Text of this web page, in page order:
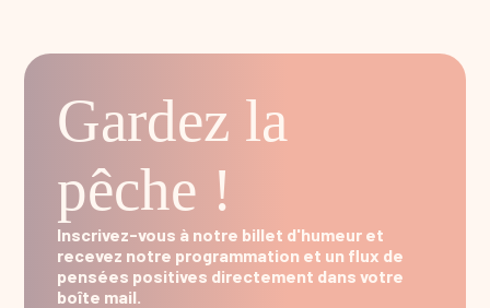
Gardez la
pêche !
Inscrivez-vous à notre billet d'humeur et
recevez notre programmation et un flux de
pensées positives directement dans votre
boîte mail.